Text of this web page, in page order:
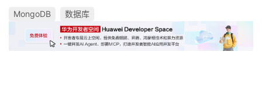
MongoDB 数据库